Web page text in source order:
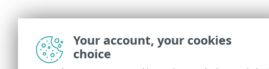
Your account, your cookies
choice